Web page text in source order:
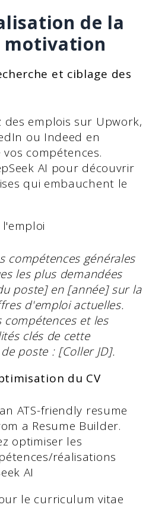
de la
et ciblage des
des emplois sur Upwork,
ou Indeed en
compétences.
AI pour découvrir
qui embauchent le
compétences générales
les plus demandées
poste] en [année] sur la
d'emploi actuelles.
compétences et les
clés de cette
poste : [Coller JD].
du CV
ATS-friendly resume
a Resume Builder.
optimiser les
réalisations
AI
le curriculum vitae